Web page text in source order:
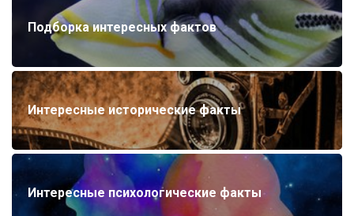
Подборка интересных фактов
Интересные исторические факты
Интересные психологические факты